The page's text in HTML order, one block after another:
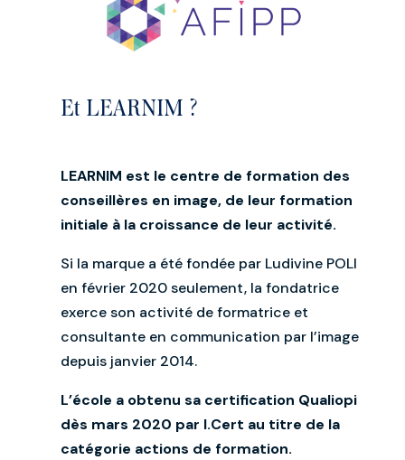
Et LEARNIM ?
LEARNIM est le centre de formation des
conseillères en image, de leur formation
initiale à la croissance de leur activité.
Si la marque a été fondée par Ludivine POLI
en février 2020 seulement, la fondatrice
exerce son activité de formatrice et
consultante en communication par l’image
depuis janvier 2014.
L’école a obtenu sa certification Qualiopi
dès mars 2020 par I.Cert au titre de la
catégorie actions de formation.